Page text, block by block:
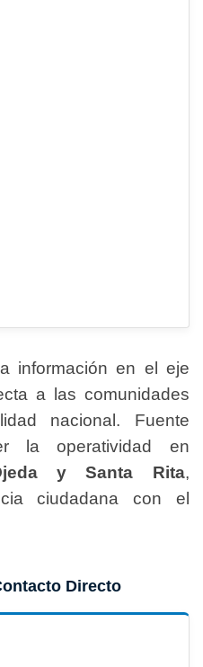
información en el eje
a las comunidades
nacional. Fuente
la operatividad en
y Santa Rita,
ciudadana con el
Directo